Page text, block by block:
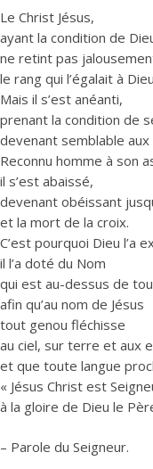
Le Christ Jésus,
ayant la condition de
ne retint pas
le rang qui l’égalait à
Mais il s’est anéanti,
prenant la condition de
devenant semblable aux
Reconnu homme à son
il s’est abaissé,
devenant obéissant
et la mort de la croix.
C’est pourquoi Dieu l’a
il l’a doté du Nom
qui est au-dessus de
afin qu’au nom de Jésus
tout genou fléchisse
au ciel, sur terre et aux
et que toute langue
« Jésus Christ est
à la gloire de Dieu le
– Parole du Seigneur.